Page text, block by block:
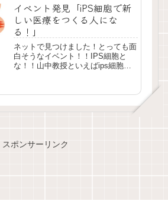
イベント発見「iPS細胞で新
しい医療をつくる人にな
る！」
ネットで見つけました！とっても面
白そうなイベント！！IPS細胞と
な！！山中教授といえばips細胞を
のは、日本中で周知されてるかと思
だり、NHKで...
スポンサーリンク